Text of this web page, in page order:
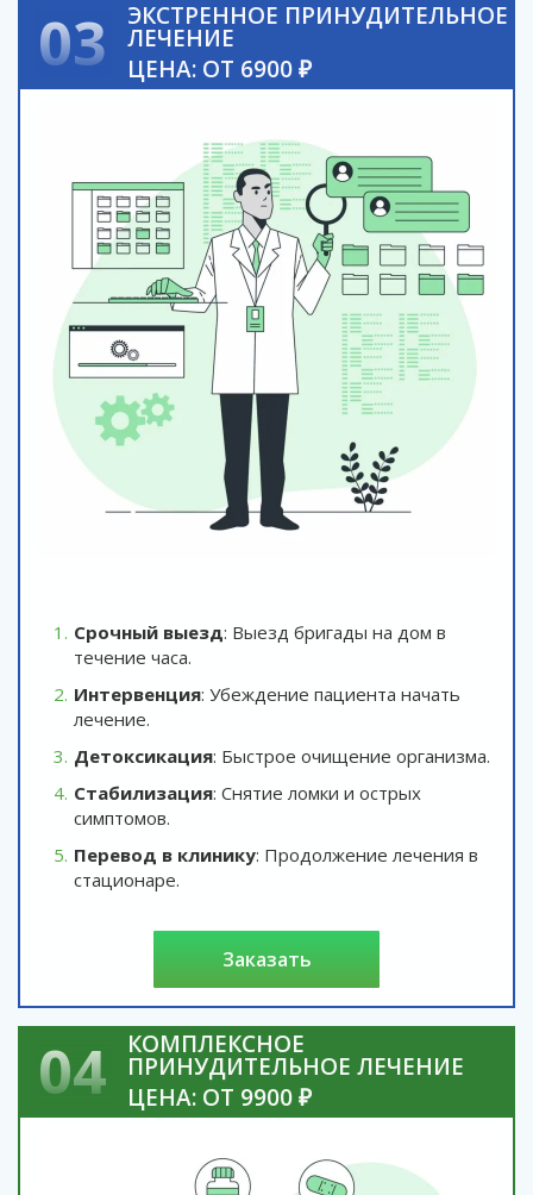
03 ЭКСТРЕННОЕ ПРИНУДИТЕЛЬНОЕ
ЛЕЧЕНИЕ
ЦЕНА: ОТ 6900 ₽
Срочный выезд: Выезд бригады на дом в
течение часа.
Интервенция: Убеждение пациента начать
лечение.
Детоксикация: Быстрое очищение организма.
Стабилизация: Снятие ломки и острых
симптомов.
Перевод в клинику: Продолжение лечения в
стационаре.
заказать
04 КОМПЛЕКСНОЕ
ПРИНУДИТЕЛЬНОЕ ЛЕЧЕНИЕ
ЦЕНА: ОТ 9900 ₽